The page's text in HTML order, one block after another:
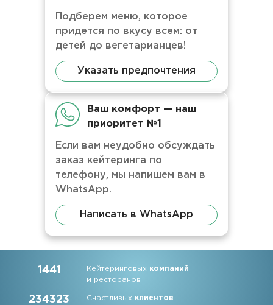
Подберем меню, которое
придется по вкусу всем: от
детей до вегетарианцев!
Указать предпочтения
Ваш комфорт — наш
приоритет №1
Если вам неудобно обсуждать
заказ кейтеринга по
телефону, мы напишем вам в
WhatsApp.
Написать в WhatsApp
1441 Кейтеринговых компаний
и ресторанов
234323 Счастливых клиентов